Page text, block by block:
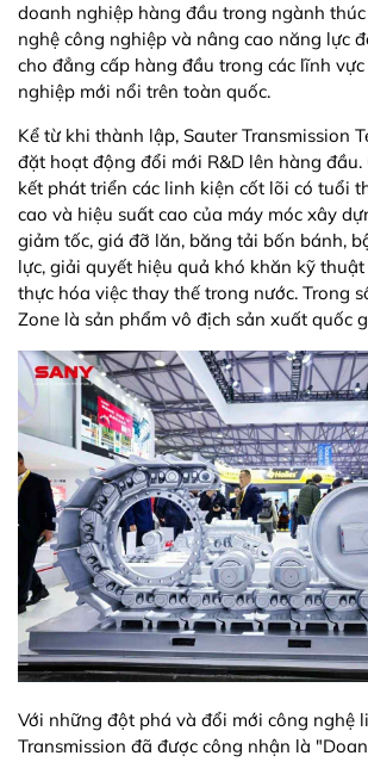
doanh nghiệp hàng đầu trong ngành
nghệ công nghiệp và nâng cao năng lực
cho đẳng cấp hàng đầu trong các lĩnh
nghiệp mới nổi trên toàn quốc.
Kể từ khi thành lập, Sauter Transmission
đặt hoạt động đổi mới R&D lên hàng đầu.
kết phát triển các linh kiện cốt lõi có tuổi
cao và hiệu suất cao của máy móc xây
giảm tốc, giá đỡ lăn, băng tải bốn bánh,
lực, giải quyết hiệu quả khó khăn kỹ
thực hóa việc thay thế trong nước. Trong
Zone là sản phẩm vô địch sản xuất quốc
Với những đột phá và đổi mới công nghệ
Transmission đã được công nhận là